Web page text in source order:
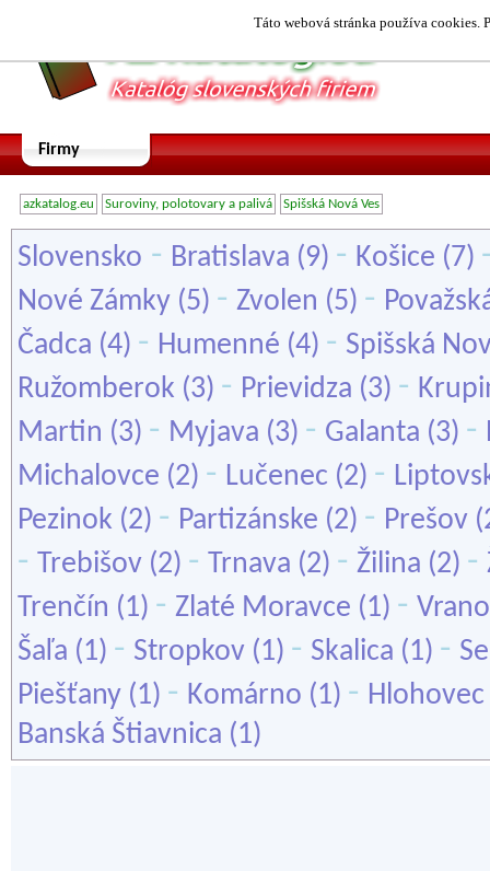
Táto webová stránka používa cookies.
Firmy
azkatalog.eu Suroviny, polotovary a palivá Spišská Nová Ves
Slovensko - Bratislava (9) - Košice (7)
Nové Zámky (5) - Zvolen (5) -
Čadca (4) - Humenné (4) - Spišská
Ružomberok (3) - Prievidza (3) -
Martin (3) - Myjava (3) - Galanta (3) -
Michalovce (2) - Lučenec (2) -
Pezinok (2) - Partizánske (2) - Prešov
- Trebišov (2) - Trnava (2) - Žilina (2) -
Trenčín (1) - Zlaté Moravce (1) -
Šaľa (1) - Stropkov (1) - Skalica (1) -
Piešťany (1) - Komárno (1) - Hlohovec
Banská Štiavnica (1)